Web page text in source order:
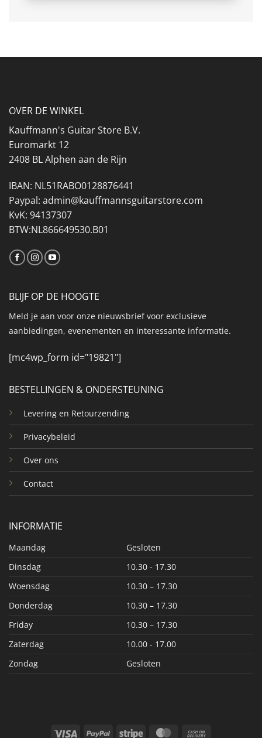
OVER DE WINKEL
Kauffmann's Guitar Store B.V.
Euromarkt 12
2408 BL Alphen aan de Rijn
IBAN: NL51RABO0128876441
Paypal: admin@kauffmannsguitarstore.com
KvK: 94137307
BTW:NL866649530.B01
BESTELLINGEN & ONDERSTEUNING
Levering en Retourzending
Privacybeleid
Over ons
Contact
INFORMATIE
Maandag
Gesloten
Dinsdag
10.30 - 17.30
Woensdag
10.30 – 17.30
Donderdag
10.30 – 17.30
Friday
10.30 – 17.30
Zaterdag
10.00 - 17.00
Zondag
Gesloten
BLIJF OP DE HOOGTE
Meld je aan voor onze nieuwsbrief voor exclusieve
aanbiedingen, evenementen en interessante informatie.
[mc4wp_form id="19821"]
Visa PayPal Stripe MasterCard